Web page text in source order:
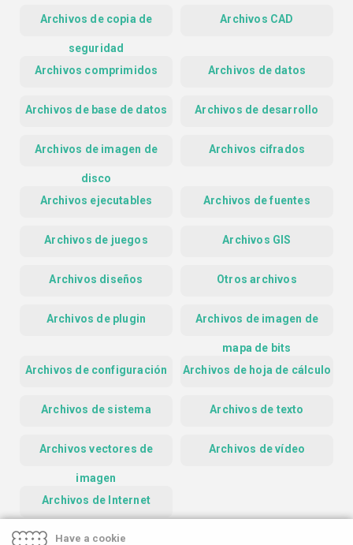
Archivos de copia de
seguridad
Archivos CAD
Archivos comprimidos Archivos de datos
Archivos de base de datos Archivos de desarrollo
Archivos de imagen de
disco
Archivos cifrados
Archivos ejecutables Archivos de fuentes
Archivos de juegos Archivos GIS
Archivos diseños Otros archivos
Archivos de plugin Archivos de imagen de
mapa de bits
Archivos de configuración
Archivos de hoja de cálculo
Archivos de sistema Archivos de texto
Archivos vectores de
imagen
Archivos de vídeo
Archivos de Internet
Have a cookie